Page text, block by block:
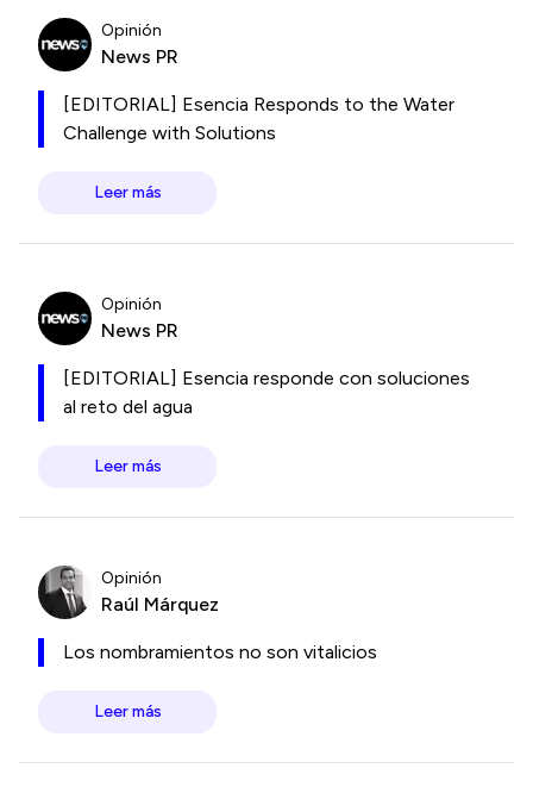
Opinión
News PR
[EDITORIAL] Esencia Responds to the Water
Challenge with Solutions
Leer más
Opinión
News PR
[EDITORIAL] Esencia responde con soluciones
al reto del agua
Leer más
Opinión
Raúl Márquez
Los nombramientos no son vitalicios
Leer más